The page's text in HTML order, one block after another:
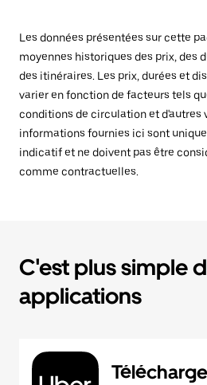
Les données présentées sur cette
moyennes historiques des prix, des
des itinéraires. Les prix, durées et
varier en fonction de facteurs tels
conditions de circulation et d'autres
informations fournies ici sont
indicatif et ne doivent pas être
comme contractuelles.
C'est plus simple
applications